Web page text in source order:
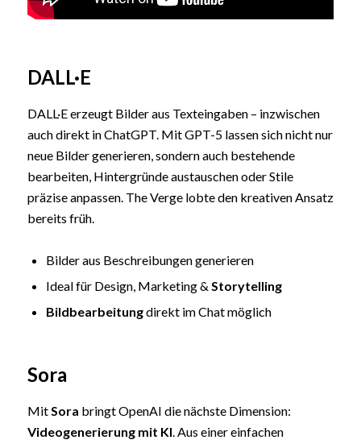
DALL·E
DALL·E erzeugt Bilder aus Texteingaben – inzwischen
auch direkt in ChatGPT. Mit GPT-5 lassen sich nicht nur
neue Bilder generieren, sondern auch bestehende
bearbeiten, Hintergründe austauschen oder Stile
präzise anpassen. The Verge lobte den kreativen Ansatz
bereits früh.
Bilder aus Beschreibungen generieren
Ideal für Design, Marketing & Storytelling
Bildbearbeitungdirekt im Chat möglich
Sora
MitSora bringt OpenAI die nächste Dimension:
Videogenerierung mit KI. Aus einer einfachen